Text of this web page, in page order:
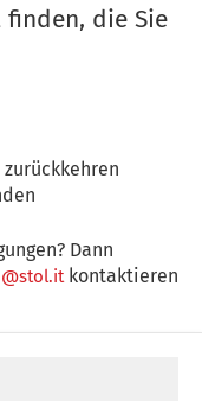
die Sie
zurückkehren
Dann
kontaktieren